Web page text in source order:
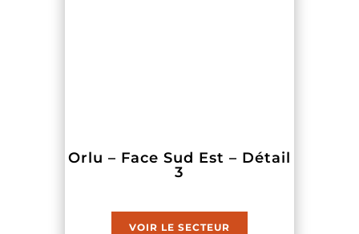
Orlu – Face Sud Est – Détail
3
VOIR LE SECTEUR